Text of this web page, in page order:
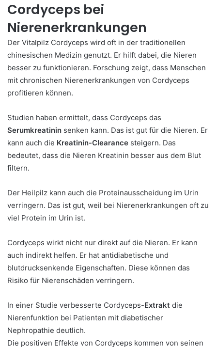
Cordyceps bei
Nierenerkrankungen
Der Vitalpilz Cordyceps wird oft in der traditionellen
chinesischen Medizin genutzt. Er hilft dabei, die Nieren
besser zu funktionieren. Forschung zeigt, dass Menschen
mit chronischen Nierenerkrankungen von Cordyceps
profitieren können.
Studien haben ermittelt, dass Cordyceps das
Serumkreatinin senken kann. Das ist gut für die Nieren. Er
kann auch die Kreatinin-Clearance steigern. Das
bedeutet, dass die Nieren Kreatinin besser aus dem Blut
filtern.
Der Heilpilz kann auch die Proteinausscheidung im Urin
verringern. Das ist gut, weil bei Nierenerkrankungen oft zu
viel Protein im Urin ist.
Cordyceps wirkt nicht nur direkt auf die Nieren. Er kann
auch indirekt helfen. Er hat antidiabetische und
blutdrucksenkende Eigenschaften. Diese können das
Risiko für Nierenschäden verringern.
In einer Studie verbesserte Cordyceps-Extrakt die
Nierenfunktion bei Patienten mit diabetischer
Nephropathie deutlich.
Die positiven Effekte von Cordyceps kommen von seinen